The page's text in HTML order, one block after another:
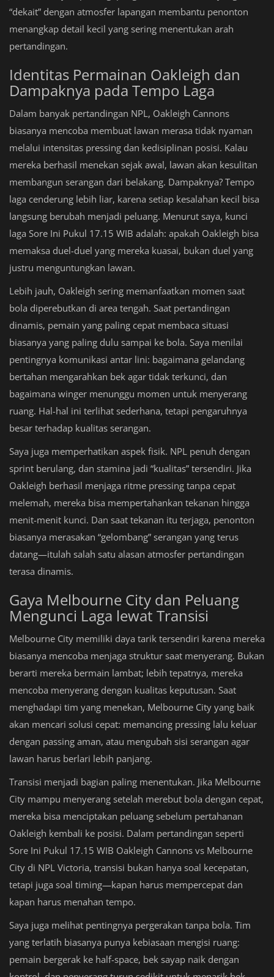
“dekait” dengan atmosfer lapangan membantu penonton
menangkap detail kecil yang sering menentukan arah
pertandingan.
Identitas Permainan Oakleigh dan
Dampaknya pada Tempo Laga
Dalam banyak pertandingan NPL, Oakleigh Cannons
biasanya mencoba membuat lawan merasa tidak nyaman
melalui intensitas pressing dan kedisiplinan posisi. Kalau
mereka berhasil menekan sejak awal, lawan akan kesulitan
membangun serangan dari belakang. Dampaknya? Tempo
laga cenderung lebih liar, karena setiap kesalahan kecil bisa
langsung berubah menjadi peluang. Menurut saya, kunci
laga Sore Ini Pukul 17.15 WIB adalah: apakah Oakleigh bisa
memaksa duel-duel yang mereka kuasai, bukan duel yang
justru menguntungkan lawan.
Lebih jauh, Oakleigh sering memanfaatkan momen saat
bola diperebutkan di area tengah. Saat pertandingan
dinamis, pemain yang paling cepat membaca situasi
biasanya yang paling dulu sampai ke bola. Saya menilai
pentingnya komunikasi antar lini: bagaimana gelandang
bertahan mengarahkan bek agar tidak terkunci, dan
bagaimana winger menunggu momen untuk menyerang
ruang. Hal-hal ini terlihat sederhana, tetapi pengaruhnya
besar terhadap kualitas serangan.
Saya juga memperhatikan aspek fisik. NPL penuh dengan
sprint berulang, dan stamina jadi “kualitas” tersendiri. Jika
Oakleigh berhasil menjaga ritme pressing tanpa cepat
melemah, mereka bisa mempertahankan tekanan hingga
menit-menit kunci. Dan saat tekanan itu terjaga, penonton
biasanya merasakan “gelombang” serangan yang terus
datang—itulah salah satu alasan atmosfer pertandingan
terasa dinamis.
Gaya Melbourne City dan Peluang
Mengunci Laga lewat Transisi
Melbourne City memiliki daya tarik tersendiri karena mereka
biasanya mencoba menjaga struktur saat menyerang. Bukan
berarti mereka bermain lambat; lebih tepatnya, mereka
mencoba menyerang dengan kualitas keputusan. Saat
menghadapi tim yang menekan, Melbourne City yang baik
akan mencari solusi cepat: memancing pressing lalu keluar
dengan passing aman, atau mengubah sisi serangan agar
lawan harus berlari lebih panjang.
Transisi menjadi bagian paling menentukan. Jika Melbourne
City mampu menyerang setelah merebut bola dengan cepat,
mereka bisa menciptakan peluang sebelum pertahanan
Oakleigh kembali ke posisi. Dalam pertandingan seperti
Sore Ini Pukul 17.15 WIB Oakleigh Cannons vs Melbourne
City di NPL Victoria, transisi bukan hanya soal kecepatan,
tetapi juga soal timing—kapan harus mempercepat dan
kapan harus menahan tempo.
Saya juga melihat pentingnya pergerakan tanpa bola. Tim
yang terlatih biasanya punya kebiasaan mengisi ruang:
pemain bergerak ke half-space, bek sayap naik dengan